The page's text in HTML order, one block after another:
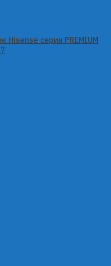
Hisense серии PREMIUM